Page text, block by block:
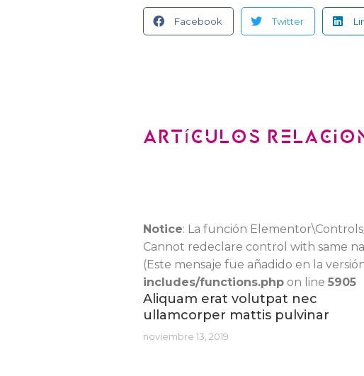
Facebook Twitter
Artículos
Notice: La función
Cannot redeclare control with same
(Este mensaje fue añadido en la
includes/functions.php on line 5905
Aliquam erat volutpat nec
ullamcorper mattis pulvinar
noviembre 13, 2019